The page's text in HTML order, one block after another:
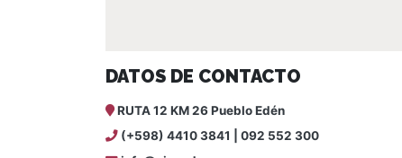
DATOS DE CONTACTO
RUTA 12 KM 26 Pueblo Edén
(+598) 4410 3841 | 092 552 300